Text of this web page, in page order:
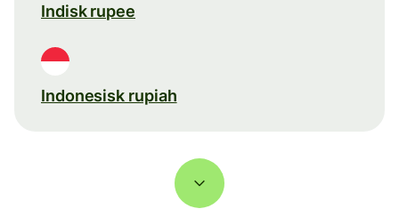
Indisk rupee
Indonesisk rupiah